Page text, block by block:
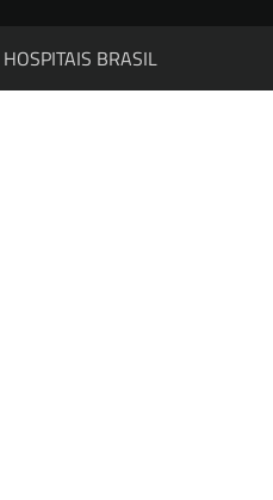
HOSPITAIS BRASIL